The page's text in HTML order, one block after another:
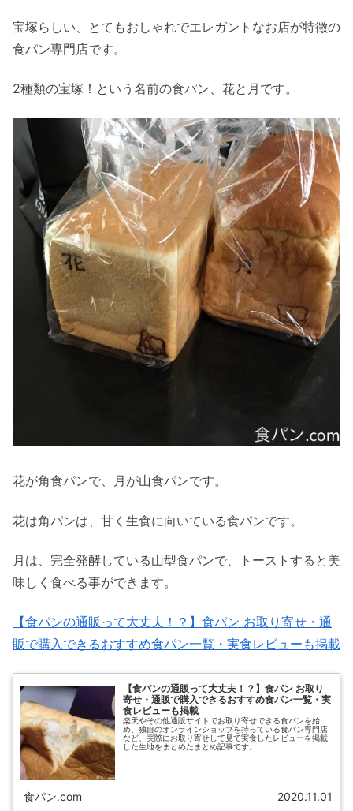
宝塚らしい、とてもおしゃれでエレガントなお店が特徴の
食パン専門店です。
2種類の宝塚！という名前の食パン、花と月です。
花が角食パンで、月が山食パンです。
花は角パンは、甘く生食に向いている食パンです。
月は、完全発酵している山型食パンで、トーストすると美
味しく食べる事ができます。
【食パンの通販って大丈夫！？】食パン お取り寄せ・通
販で購入できるおすすめ食パン一覧・実食レビューも掲載
【食パンの通販って大丈夫！？】食パン お取り
寄せ・通販で購入できるおすすめ食パン一覧・実
食レビューも掲載
楽天やその他通販サイトでお取り寄せできる食パンを始
め、独自のオンラインショップを持っている食パン専門店
など、実際にお取り寄せして見て実食したレビューを掲載
した生地をまとめたまとめ記事です。
食パン.com 2020.11.01